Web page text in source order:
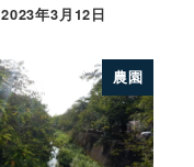
2023年3月12日
農園